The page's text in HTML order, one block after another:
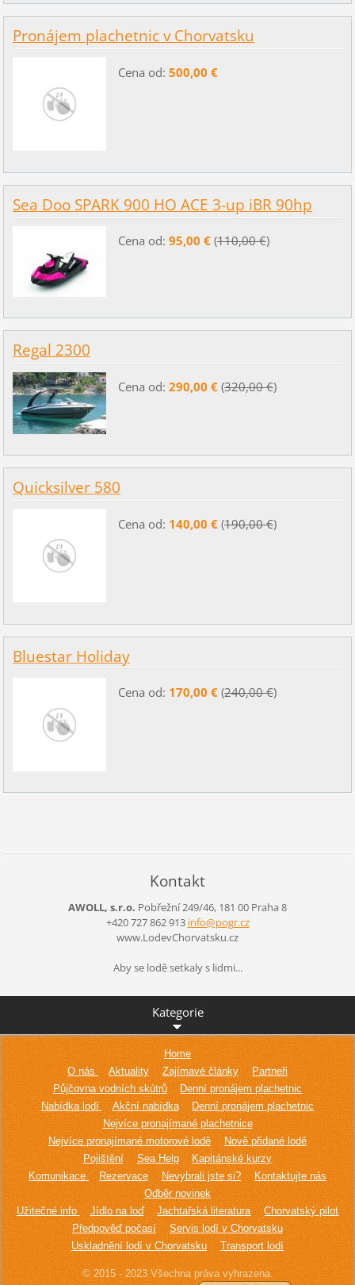
Pronájem plachetnic v Chorvatsku
Cena od: 500,00 €
Sea Doo SPARK 900 HO ACE 3-up iBR 90hp
Cena od: 95,00 €(110,00 €)
Regal 2300
Cena od: 290,00 €(320,00 €)
Quicksilver 580
Cena od: 140,00 €(190,00 €)
Bluestar Holiday
Cena od: 170,00 €(240,00 €)
Kontakt
AWOLL, s.r.o. Pobřežní 249/46, 181 00 Praha 8
+420 727 862 913 info@pogr.cz
www.LodevChorvatsku.cz
Aby se lodě setkaly s lidmi...
Kategorie
Home
O nás
Aktuality Zajímavé články
Partneři
Půjčovna vodních skútrů
Denní pronájem plachetnic
Nabídka lodí
Akční nabídka
Denní pronájem plachetnic
Nejvíce pronajímané plachetnice
Nejvíce pronajímané motorové lodě
Nově přidané lodě
Pojištění
Sea Help
Kapitánské kurzy
Komunikace
Rezervace Nevybrali jste si?
Kontaktujte nás
Odběr novinek
Užitečné info
Jídlo na loď Jachtařská literatura
Chorvatský pilot
Předpověď počasí
Servis lodí v Chorvatsku
Uskladnění lodí v Chorvatsku
Transport lodí
© 2015 - 2023 Všechna práva vyhrazena.